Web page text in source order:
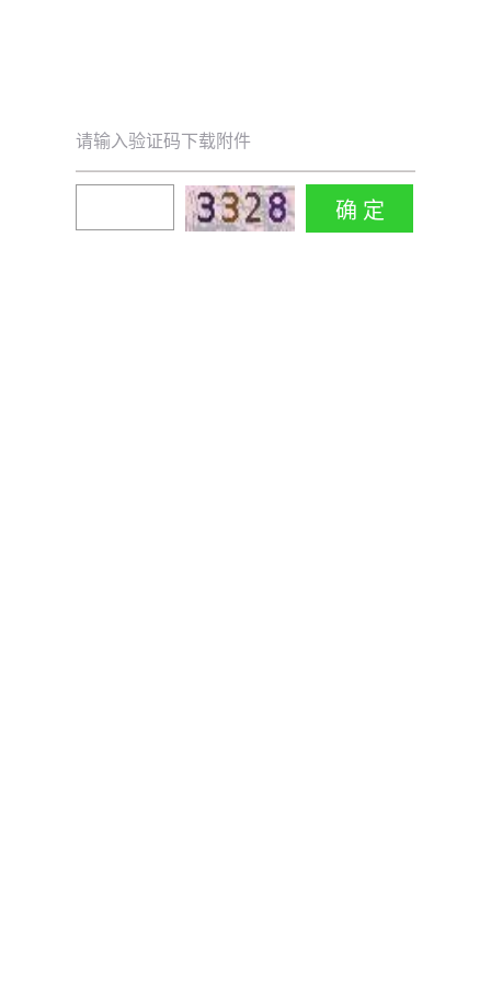
请输入验证码下载附件